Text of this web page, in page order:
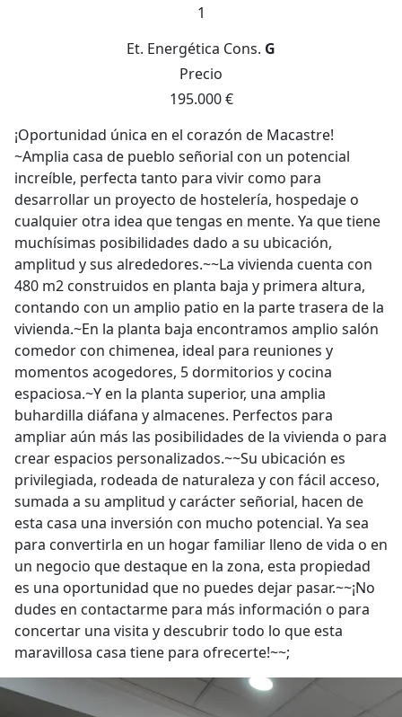
1
Et. Energética Cons. G
Precio
195.000 €
¡Oportunidad única en el corazón de Macastre!
~Amplia casa de pueblo señorial con un potencial
increíble, perfecta tanto para vivir como para
desarrollar un proyecto de hostelería, hospedaje o
cualquier otra idea que tengas en mente. Ya que tiene
muchísimas posibilidades dado a su ubicación,
amplitud y sus alrededores.~~La vivienda cuenta con
480 m2 construidos en planta baja y primera altura,
contando con un amplio patio en la parte trasera de la
vivienda.~En la planta baja encontramos amplio salón
comedor con chimenea, ideal para reuniones y
momentos acogedores, 5 dormitorios y cocina
espaciosa.~Y en la planta superior, una amplia
buhardilla diáfana y almacenes. Perfectos para
ampliar aún más las posibilidades de la vivienda o para
crear espacios personalizados.~~Su ubicación es
privilegiada, rodeada de naturaleza y con fácil acceso,
sumada a su amplitud y carácter señorial, hacen de
esta casa una inversión con mucho potencial. Ya sea
para convertirla en un hogar familiar lleno de vida o en
un negocio que destaque en la zona, esta propiedad
es una oportunidad que no puedes dejar pasar.~~¡No
dudes en contactarme para más información o para
concertar una visita y descubrir todo lo que esta
maravillosa casa tiene para ofrecerte!~~;